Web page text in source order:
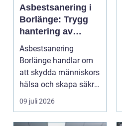
Asbestsanering i
Borlänge: Trygg
hantering av
farliga fibrer
Asbestsanering
Borlänge handlar om
att skydda människors
hälsa och skapa säkra
m...
09 juli 2026